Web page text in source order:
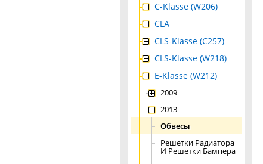
C-Klasse (W206)
CLA
CLS-Klasse (C257)
CLS-Klasse (W218)
E-Klasse (W212)
2009
2013
Обвесы
Решетки Радиатора
И Решетки Бампера